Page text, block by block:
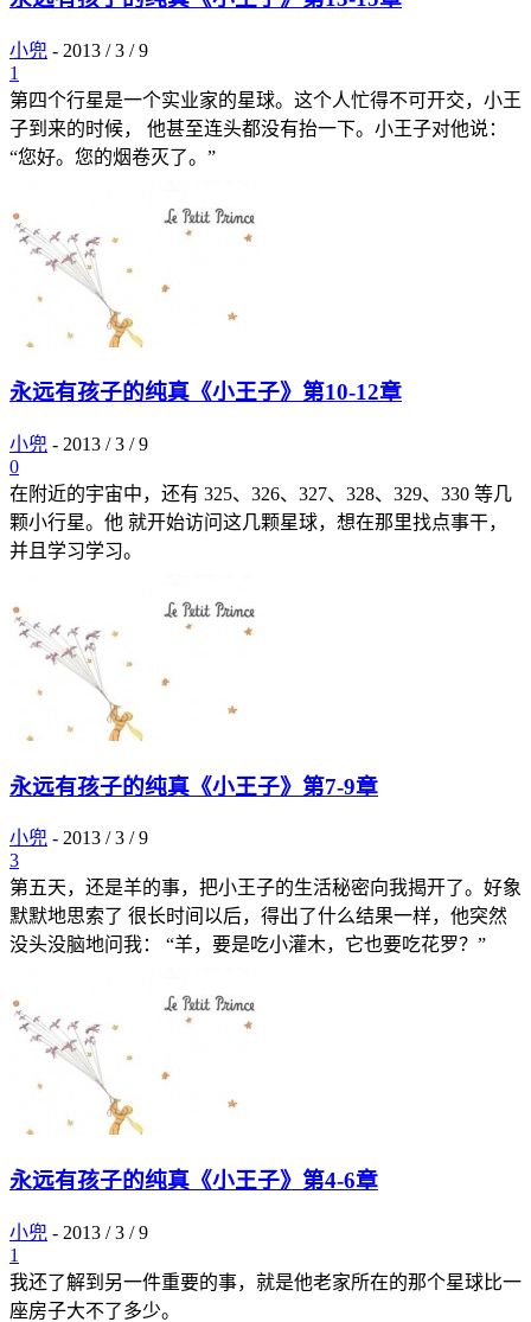
小兜 - 2013 / 3 / 9
1
第四个行星是一个实业家的星球。这个人忙得不可开交，小王
子到来的时候， 他甚至连头都没有抬一下。小王子对他说：
“您好。您的烟卷灭了。”
永远有孩子的纯真《小王子》第10-12章
小兜 - 2013 / 3 / 9
0
在附近的宇宙中，还有 325、326、327、328、329、330 等几
颗小行星。他 就开始访问这几颗星球，想在那里找点事干，
并且学习学习。
永远有孩子的纯真《小王子》第7-9章
小兜 - 2013 / 3 / 9
3
第五天，还是羊的事，把小王子的生活秘密向我揭开了。好象
默默地思索了 很长时间以后，得出了什么结果一样，他突然
没头没脑地问我： “羊，要是吃小灌木，它也要吃花罗？”
永远有孩子的纯真《小王子》第4-6章
小兜 - 2013 / 3 / 9
1
我还了解到另一件重要的事，就是他老家所在的那个星球比一
座房子大不了多少。